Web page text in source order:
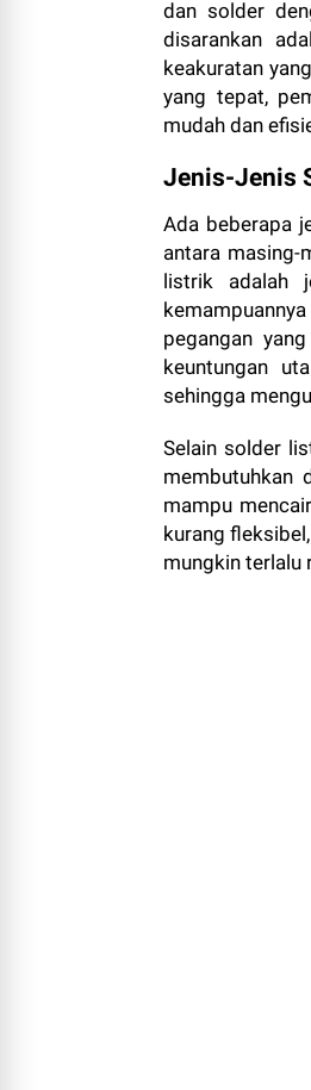
dan solder
disarankan
keakuratan
yang tepat,
mudah dan
Jenis-Jenis
Ada beberapa
antara masing-
listrik adalah
pegangan
keuntungan
sehingga
Selain solder
membutuhkan
mampu
kurang
mungkin terlalu